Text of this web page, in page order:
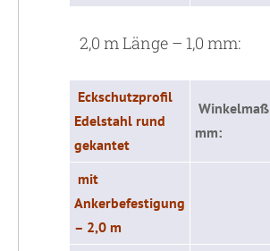
2,0 m Länge – 1,0 mm:
Eckschutzprofil
Edelstahl rund
gekantet
Winkelmaß
mm:
mit
Ankerbefestigung
– 2,0 m